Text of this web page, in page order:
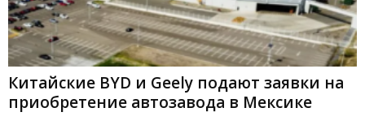
Китайские BYD и Geely подают заявки на
приобретение автозавода в Мексике